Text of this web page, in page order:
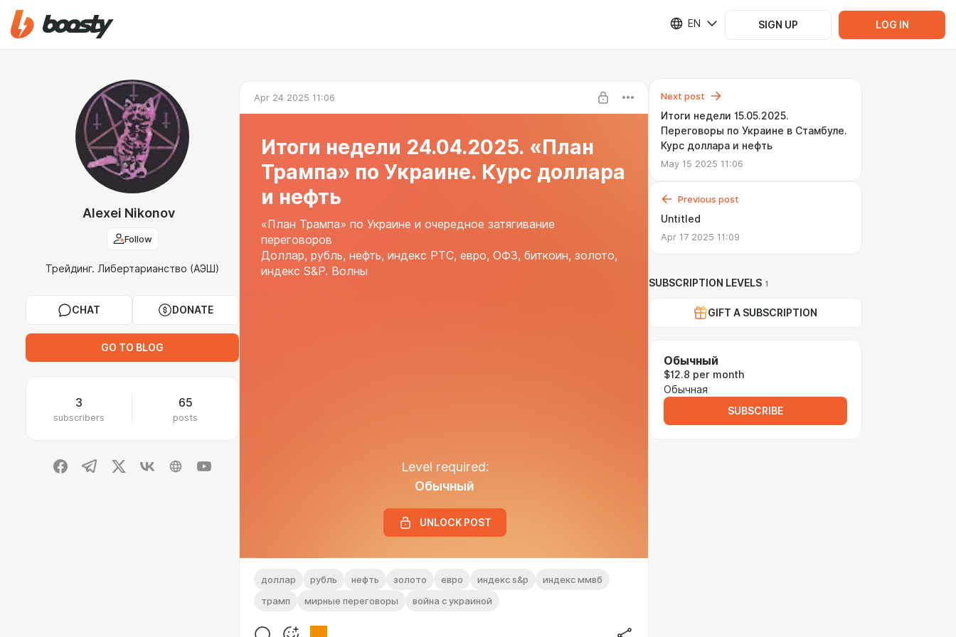
EN SIGN UP LOG IN
Alexei Nikonov
Follow
Трейдинг. Либертарианство (АЭШ)
CHAT DONATE
GO TO BLOG
3
subscribers
65
posts
Apr 24 2025 11:06
Итоги недели 24.04.2025. «План
Трампа» по Украине. Курс доллара
и нефть
«План Трампа» по Украине и очередное затягивание
переговоров
Доллар, рубль, нефть, индекс РТС, евро, ОФЗ, биткоин, золото,
индекс S&P. Волны
Level required:
Обычный
UNLOCK POST
доллар рубль нефть золото евро индекс s&p
индекс ммвб
трамп
мирные переговоры война с украиной
Next post
Итоги недели 15.05.2025.
Переговоры по Украине в Стамбуле.
Курс доллара и нефть
May 15 2025 11:06
Previous post
Untitled
Apr 17 2025 11:09
SUBSCRIPTION LEVELS 1
GIFT A SUBSCRIPTION
Обычный
$12.8 per month
Обычная
SUBSCRIBE